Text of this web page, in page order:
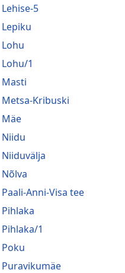
Lehise-5
Lepiku
Lohu
Lohu/1
Masti
Metsa-Kribuski
Mäe
Niidu
Niiduvälja
Nõlva
Paali-Anni-Visa tee
Pihlaka
Pihlaka/1
Poku
Puravikumäe